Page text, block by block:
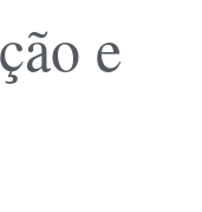
e